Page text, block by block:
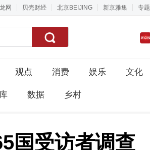
网 贝壳财经 北京BEIJING 新京雅集 专题
观点 消费 娱乐 文化
数据 乡村
国受访者调查